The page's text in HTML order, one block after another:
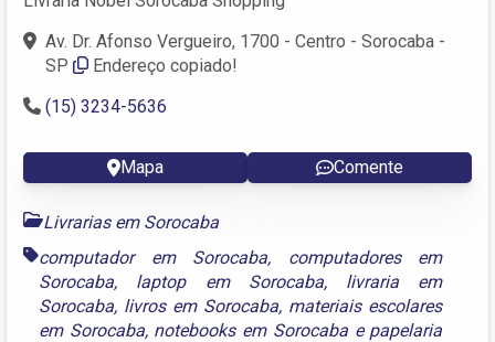
Av. Dr. Afonso Vergueiro, 1700 - Centro - Sorocaba -
SP
Endereço copiado!
(15) 3234-5636
Mapa Comente
Livrarias em Sorocaba
computador em Sorocaba, computadores em
Sorocaba, laptop em Sorocaba, livraria em
Sorocaba, livros em Sorocaba, materiais escolares
em Sorocaba, notebooks em Sorocabae papelaria